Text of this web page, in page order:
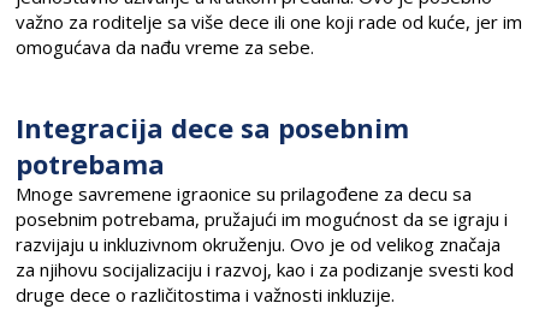
važno za roditelje sa više dece ili one koji rade od kuće, jer im
omogućava da nađu vreme za sebe.
Integracija dece sa posebnim
potrebama
Mnoge savremene igraonice su prilagođene za decu sa
posebnim potrebama, pružajući im mogućnost da se igraju i
razvijaju u inkluzivnom okruženju. Ovo je od velikog značaja
za njihovu socijalizaciju i razvoj, kao i za podizanje svesti kod
druge dece o različitostima i važnosti inkluzije.